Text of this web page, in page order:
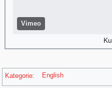
Vimeo
Kategorie: English